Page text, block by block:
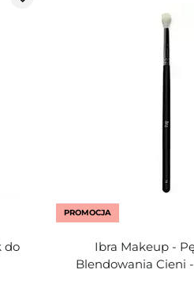
do
PROMOCJA
Ibra Makeup -
Blendowania Cieni -